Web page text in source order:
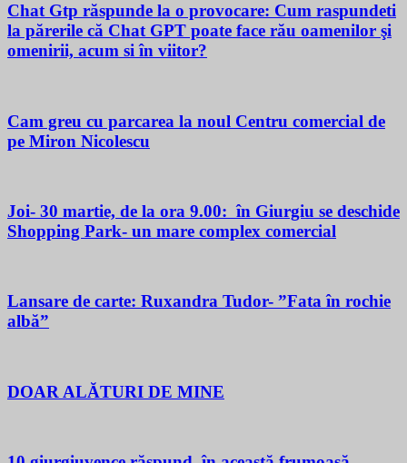
Chat Gtp răspunde la o provocare: Cum raspundeti
la părerile că Chat GPT poate face rău oamenilor şi
omenirii, acum si în viitor?
Cam greu cu parcarea la noul Centru comercial de
pe Miron Nicolescu
Joi- 30 martie, de la ora 9.00: în Giurgiu se deschide
Shopping Park- un mare complex comercial
Lansare de carte: Ruxandra Tudor- ”Fata în rochie
albă”
DOAR ALĂTURI DE MINE